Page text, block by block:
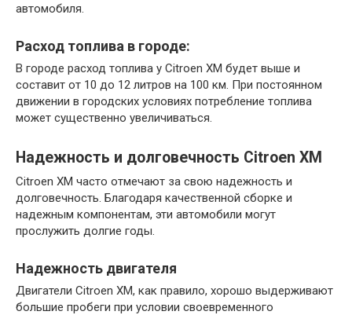
автомобиля.
Расход топлива в городе:
В городе расход топлива у Citroen XM будет выше и
составит от 10 до 12 литров на 100 км. При постоянном
движении в городских условиях потребление топлива
может существенно увеличиваться.
Надежность и долговечность Citroen XM
Citroen XM часто отмечают за свою надежность и
долговечность. Благодаря качественной сборке и
надежным компонентам, эти автомобили могут
прослужить долгие годы.
Надежность двигателя
Двигатели Citroen XM, как правило, хорошо выдерживают
большие пробеги при условии своевременного